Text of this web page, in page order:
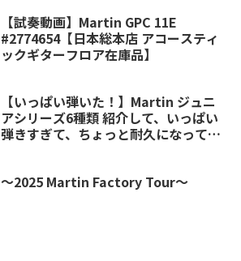
【試奏動画】Martin GPC 11E
#2774654【日本総本店 アコースティ
ックギターフロア在庫品】
【いっぱい弾いた！】Martin ジュニ
アシリーズ6種類 紹介して、いっぱい
弾きすぎて、ちょっと耐久になってい
～2025 Martin Factory Tour～